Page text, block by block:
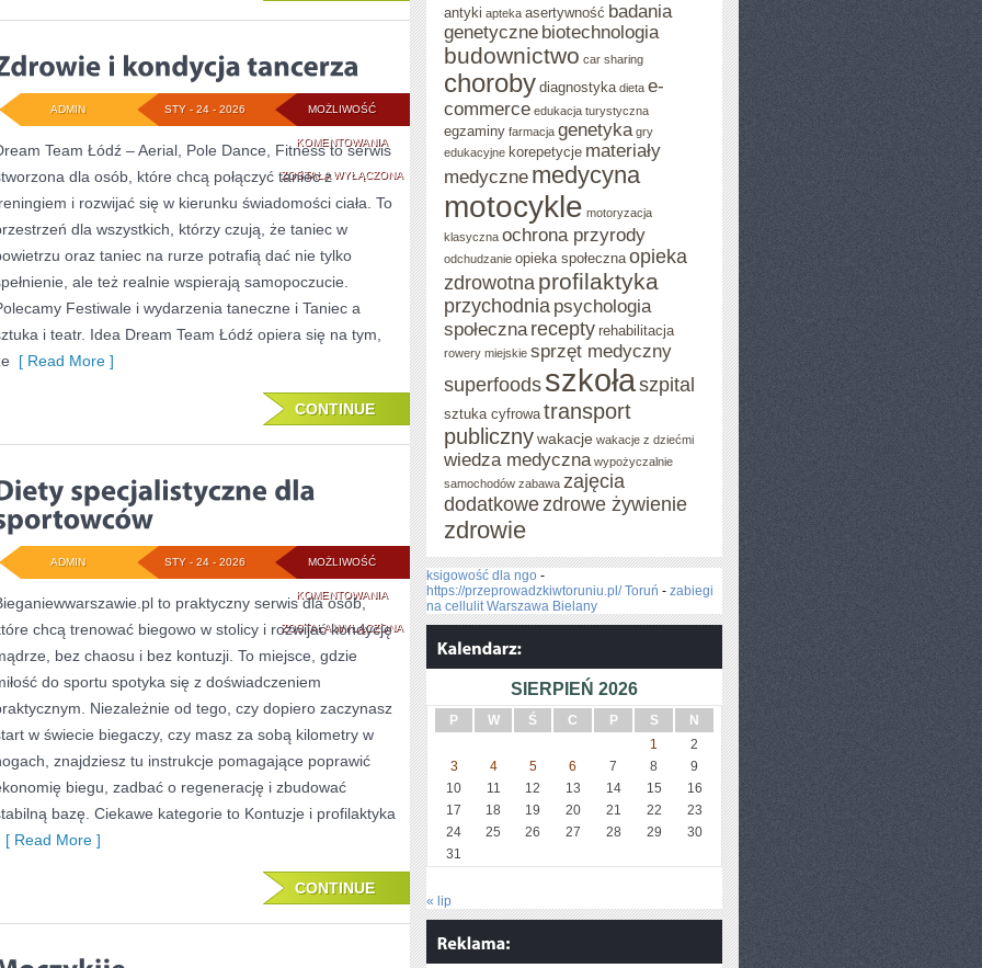
MOŻLIWOŚĆ
KOMENTOWANIAZDROWIE
I
KONDYCJA
TANCERZA
ZOSTAŁA WYŁĄCZONA
STY - 24 - 2026
ADMIN
Team Łódź – Aerial, Pole Dance, Fitness to serwis
dla osób, które chcą połączyć taniec z
i rozwijać się w kierunku świadomości ciała. To
dla wszystkich, którzy czują, że taniec w
oraz taniec na rurze potrafią dać nie tylko
ale też realnie wspierają samopoczucie.
Festiwale i wydarzenia taneczne i Taniec a
i teatr. Idea Dream Team Łódź opiera się na tym,
[ Read More ]
CONTINUE
MOŻLIWOŚĆ
KOMENTOWANIADIETY
SPECJALISTYCZNE
SPORTOWCÓW
ZOSTAŁA WYŁĄCZONA
STY - 24 - 2026
ADMIN
to praktyczny serwis dla osób,
chcą trenować biegowo w stolicy i rozwijać kondycję
bez chaosu i bez kontuzji. To miejsce, gdzie
do sportu spotyka się z doświadczeniem
Niezależnie od tego, czy dopiero zaczynasz
w świecie biegaczy, czy masz za sobą kilometry w
znajdziesz tu instrukcje pomagające poprawić
biegu, zadbać o regenerację i zbudować
bazę. Ciekawe kategorie to Kontuzje i profilaktyka
Read More ]
CONTINUE
antyki apteka asertywność badania
genetyczne biotechnologia
budownictwo car sharing
choroby diagnostyka dieta e-
commerce edukacja turystyczna
egzaminy farmacja genetyka gry
edukacyjne korepetycje materiały
medyczne medycyna
motocykle motoryzacja
klasyczna ochrona przyrody
odchudzanie opieka społeczna opieka
zdrowotna profilaktyka
przychodnia psychologia
społeczna recepty rehabilitacja
rowery miejskie sprzęt medyczny
superfoods szkołaszpital
sztuka cyfrowa transport
publicznywakacje wakacje z dziećmi
wiedza medyczna wypożyczalnie
samochodów zabawa zajęcia
dodatkowezdrowe żywienie
zdrowie
ksigowość dla ngo -
https://przeprowadzkiwtoruniu.pl/ Toruń - zabiegi
na cellulit Warszawa Bielany
SIERPIEŃ 2026
P W Ś C P S
N
1
2
3
4 5 6 7 8
9
10
11 12 13 14 15
16
17
18 19 20 21 22
23
24
25 26 27 28 29
30
31
« lip